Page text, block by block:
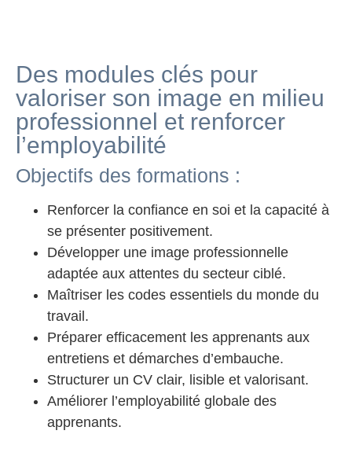
Des modules clés pour
valoriser son image en milieu
professionnel et renforcer
l’employabilité
Objectifs des formations :
Renforcer la confiance en soi et la capacité à
se présenter positivement.
Développer une image professionnelle
adaptée aux attentes du secteur ciblé.
Maîtriser les codes essentiels du monde du
travail.
Préparer efficacement les apprenants aux
entretiens et démarches d’embauche.
Structurer un CV clair, lisible et valorisant.
Améliorer l’employabilité globale des
apprenants.